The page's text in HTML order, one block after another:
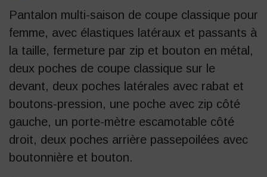
Pantalon multi-saison de coupe classique pour
femme, avec élastiques latéraux et passants à
la taille, fermeture par zip et bouton en métal,
deux poches de coupe classique sur le
devant, deux poches latérales avec rabat et
boutons-pression, une poche avec zip côté
gauche, un porte-mètre escamotable côté
droit, deux poches arrière passepoilées avec
boutonnière et bouton.